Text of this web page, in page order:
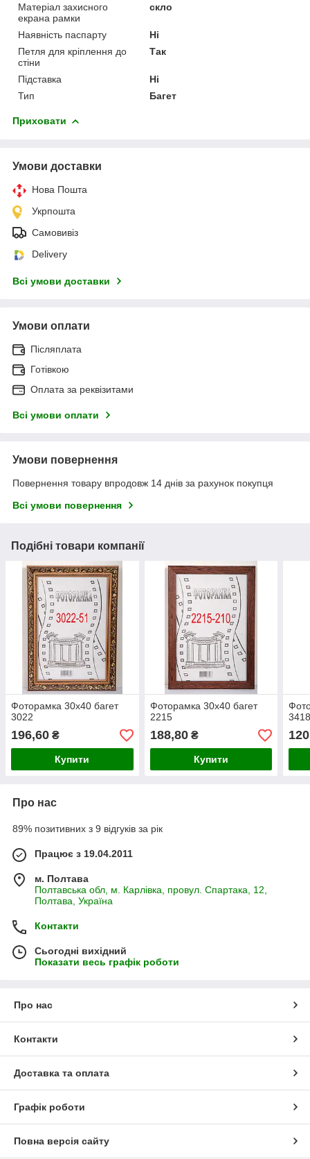
Матеріал захисного
екрана рамки
скло
Наявність паспарту
Ні
Петля для кріплення до
стіни
Так
Підставка
Ні
Тип
Багет
Приховати
Умови доставки
Нова Пошта
Укрпошта
Самовивіз
Delivery
Всі умови доставки
Умови оплати
Післяплата
Готівкою
Оплата за реквізитами
Всі умови оплати
Умови повернення
Повернення товару впродовж 14 днів за рахунок покупця
Всі умови повернення
Подібні товари компанії
Фоторамка 30х40 багет
3022
196,60 ₴
Купити
Фоторамка 30х40 багет
2215
188,80₴
Купити
Про нас
89% позитивних з 9 відгуків за рік
Працює з 19.04.2011
м. Полтава
Полтавська обл, м. Карлівка, провул. Спартака, 12,
Полтава, Україна
Контакти
Сьогодні вихідний
Показати весь графік роботи
Про нас
Контакти
Доставка та оплата
Графік роботи
Повна версія сайту